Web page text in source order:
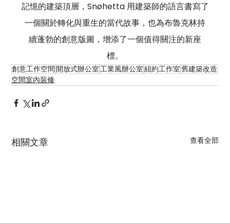
記憶的建築頂層，Snøhetta 用建築師的語言書寫了
一個關於轉化與重生的當代故事，也為布魯克林持
續蓬勃的創意版圖，增添了一個值得關注的新座
標。
創意工作空間開放式辦公室工業風辦公室紐約工作室舊建築改造
空間室內裝修
相關文章 查看全部